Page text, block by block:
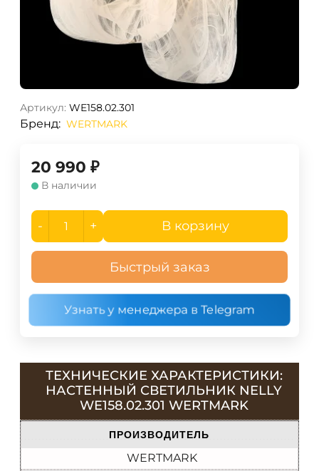
Артикул: WE158.02.301
Бренд: WERTMARK
20 990 ₽
В наличии
- + В корзину
Быстрый заказ
Узнать у менеджера в Telegram
ТЕХНИЧЕСКИЕ ХАРАКТЕРИСТИКИ:
НАСТЕННЫЙ СВЕТИЛЬНИК NELLY
WE158.02.301 WERTMARK
ПРОИЗВОДИТЕЛЬ
WERTMARK